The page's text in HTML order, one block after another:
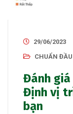
29/06/2023
CHUẨN
Đánh giá
Định vị
bạn